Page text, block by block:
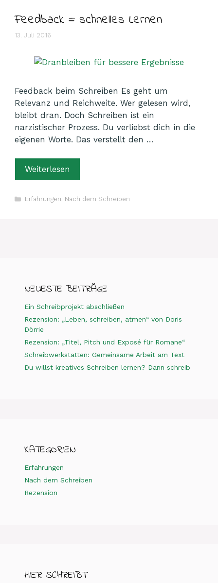
Feedback = schnelles Lernen
13. Juli 2016
Feedback beim Schreiben Es geht um
Relevanz und Reichweite. Wer gelesen wird,
bleibt dran. Doch Schreiben ist ein
narzistischer Prozess. Du verliebst dich in die
eigenen Worte. Das verstellt den …
Weiterlesen
Kategorien
Erfahrungen, Nach dem Schreiben
NEUESTE BEITRÄGE
Ein Schreibprojekt abschließen
Rezension: „Leben, schreiben, atmen“ von Doris
Dörrie
Rezension: „Titel, Pitch und Exposé für Romane“
Schreibwerkstätten: Gemeinsame Arbeit am Text
Du willst kreatives Schreiben lernen? Dann schreib
KATEGORIEN
Erfahrungen
Nach dem Schreiben
Rezension
HIER SCHREIBT